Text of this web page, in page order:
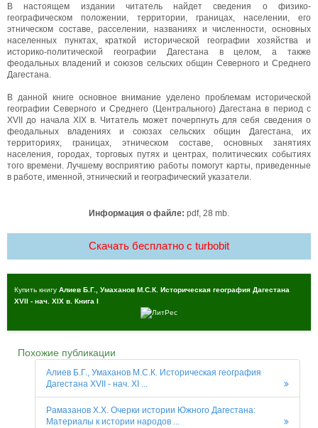
В настоящем издании читатель найдет сведения о физико-
географическом положении, территории, границах, населении, его
этническом составе, расселении, названиях и численности, основных
населенных пунктах, краткой исторической географии хозяйства и
историко-политической географии Дагестана в целом, а также
феодальных владений и союзов сельских общин Северного и Среднего
Дагестана.
В данной книге основное внимание уделено проблемам исторической
географии Северного и Среднего (Центрального) Дагестана в период с
XVII до начала XIX в. Читатель может почерпнуть для себя сведения о
феодальных владениях и союзах сельских общин Дагестана, их
территориях, границах, этническом составе, основных занятиях
населения, городах, торговых путях и центрах, политических событиях
того времени. Лучшему восприятию работы помогут карты, приведенные
в работе, именной, этнический и географический указатели.
Информация о файле: pdf, 28 mb.
Скачать бесплатно c turbobit
Купить книгу Алиев Б.Г., Умаханов М.С.К. Историческая география Дагестана
XVII - нач. XIX в. Книга I
Похожие публикации
Алиев Б.Г., Умаханов М.С.К. Историческая география
Дагестана XVII - нач. XI ...
Рамазанов Х.Х. Очерки истории Южного Дагестана:
Материалы к истории народов ...